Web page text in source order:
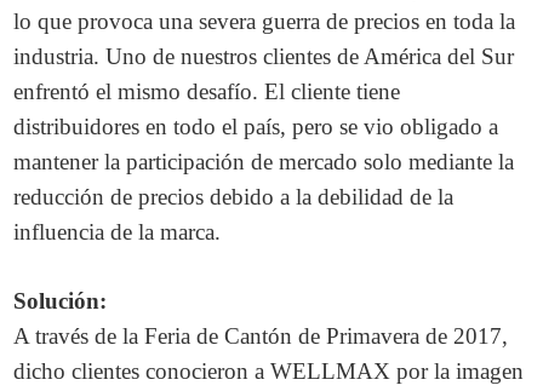
lo que provoca una severa guerra de precios en toda la
industria. Uno de nuestros clientes de América del Sur
enfrentó el mismo desafío. El cliente tiene
distribuidores en todo el país, pero se vio obligado a
mantener la participación de mercado solo mediante la
reducción de precios debido a la debilidad de la
influencia de la marca.
Solución:
A través de la Feria de Cantón de Primavera de 2017,
dicho clientes conocieron a WELLMAX por la imagen